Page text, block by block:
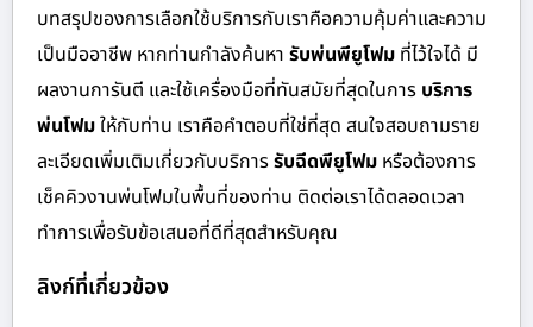
บทสรุปของการเลือกใช้บริการกับเราคือความคุ้มค่าและความ
เป็นมืออาชีพ หากท่านกำลังค้นหา รับพ่นพียูโฟม ที่ไว้ใจได้ มี
ผลงานการันตี และใช้เครื่องมือที่ทันสมัยที่สุดในการ บริการ
พ่นโฟมให้กับท่าน เราคือคำตอบที่ใช่ที่สุด สนใจสอบถามราย
ละเอียดเพิ่มเติมเกี่ยวกับบริการรับฉีดพียูโฟม หรือต้องการ
เช็คคิวงานพ่นโฟมในพื้นที่ของท่าน ติดต่อเราได้ตลอดเวลา
ทำการเพื่อรับข้อเสนอที่ดีที่สุดสำหรับคุณ
ลิงก์ที่เกี่ยวข้อง